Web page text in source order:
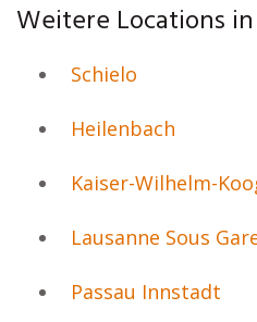
Weitere Locations
Schielo
Heilenbach
Kaiser-Wilhelm-
Lausanne Sous
Passau Innstadt